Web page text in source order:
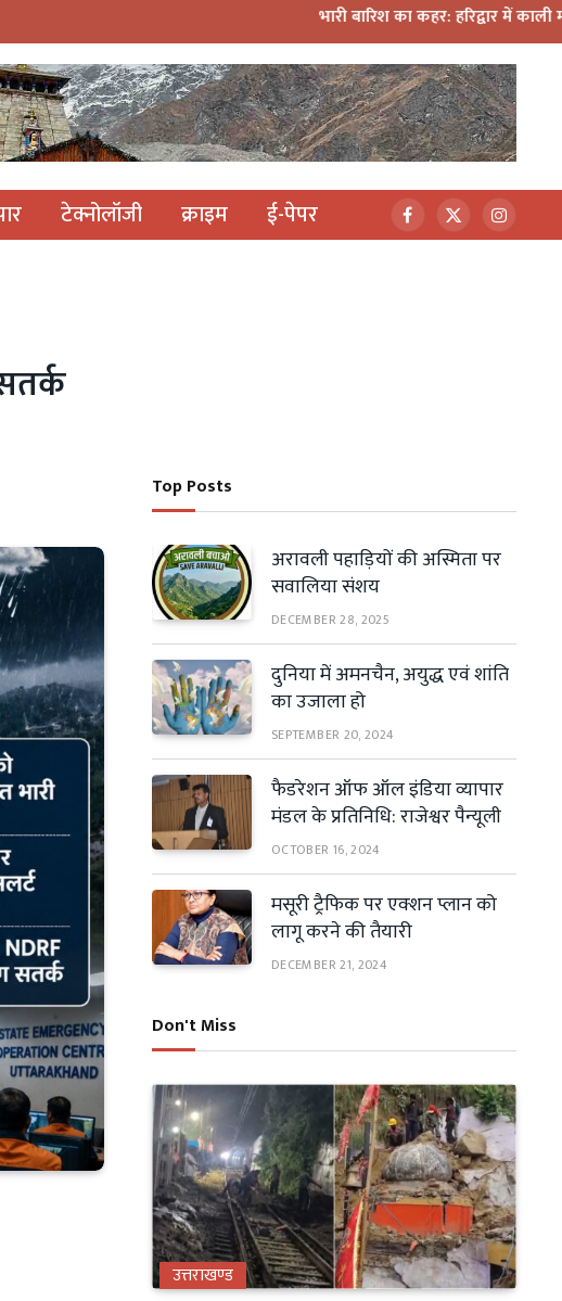
भारी बारिश का कहर: हरिद्वार में काली मंदिर पर गिरा
टेक्नोलॉजी क्राइम ई-पेपर Facebook
X
(Twitter)
Top Posts
अरावली पहाड़ियों की अस्मिता पर
सवालिया संशय
DECEMBER 28, 2025
दुनिया में अमनचैन, अयुद्ध एवं शांति
का उजाला हो
SEPTEMBER 20, 2024
फैडरेशन ऑफ ऑल इंडिया व्यापार
मंडल के प्रतिनिधि: राजेश्वर पैन्यूली
OCTOBER 16, 2024
मसूरी ट्रैफिक पर एक्शन प्लान को
लागू करने की तैयारी
DECEMBER 21, 2024
Don't Miss
उत्तराखण्ड